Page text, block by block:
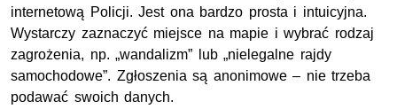
internetową Policji. Jest ona bardzo prosta i intuicyjna.
Wystarczy zaznaczyć miejsce na mapie i wybrać rodzaj
zagrożenia, np. „wandalizm” lub „nielegalne rajdy
samochodowe”. Zgłoszenia są anonimowe – nie trzeba
podawać swoich danych.